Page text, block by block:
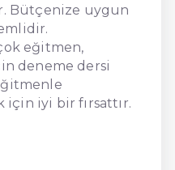
Bütçenize uygun
eğitmen,
deneme dersi
iyi bir fırsattır.